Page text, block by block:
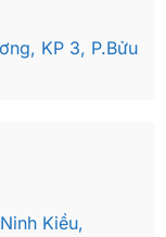
KP 3, P.Bửu
Kiều,